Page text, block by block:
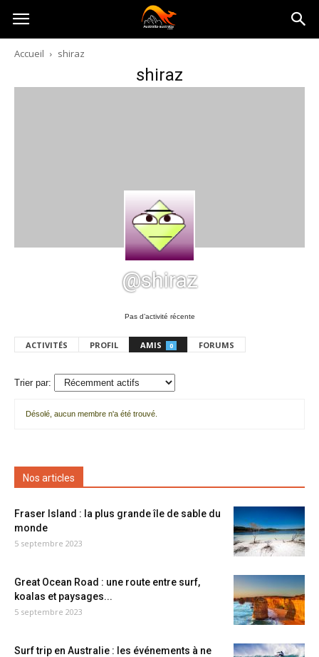
Australia-
australie.com
Accueil shiraz
shiraz
@shiraz
Pas d’activité récente
ACTIVITÉS PROFIL AMIS 0 FORUMS
Trier par:
amis
Désolé, aucun membre n'a été trouvé.
Nos articles
Fraser Island : la plus grande île de sable du
monde
5 septembre 2023
Great Ocean Road : une route entre surf,
koalas et paysages...
5 septembre 2023
Surf trip en Australie : les événements à ne